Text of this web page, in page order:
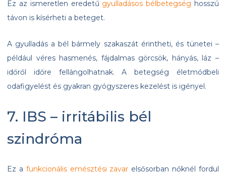
Ez az ismeretlen eredetű gyulladásos bélbetegség hosszú
távon is kísérheti a beteget.
A gyulladás a bél bármely szakaszát érintheti, és tünetei –
például véres hasmenés, fájdalmas görcsök, hányás, láz –
időről időre fellángolhatnak. A betegség életmódbeli
odafigyelést és gyakran gyógyszeres kezelést is igényel.
7. IBS – irritábilis bél
szindróma
Ez a funkcionális emésztési zavar elsősorban nőknél fordul